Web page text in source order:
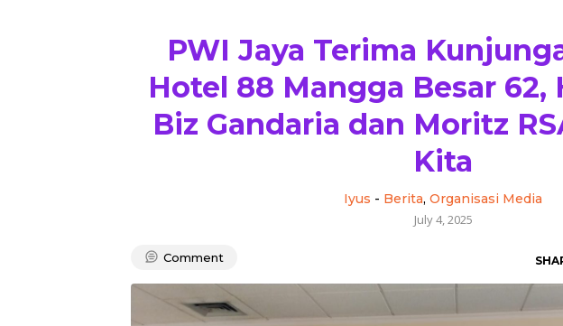
PWI Jaya Terima
Hotel 88 Mangga Besar
Biz Gandaria dan Moritz
Kita
Iyus - Berita,Organisasi Media
July 4, 2025
Comment